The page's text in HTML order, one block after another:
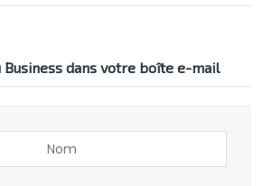
Business dans votre boîte e-mail